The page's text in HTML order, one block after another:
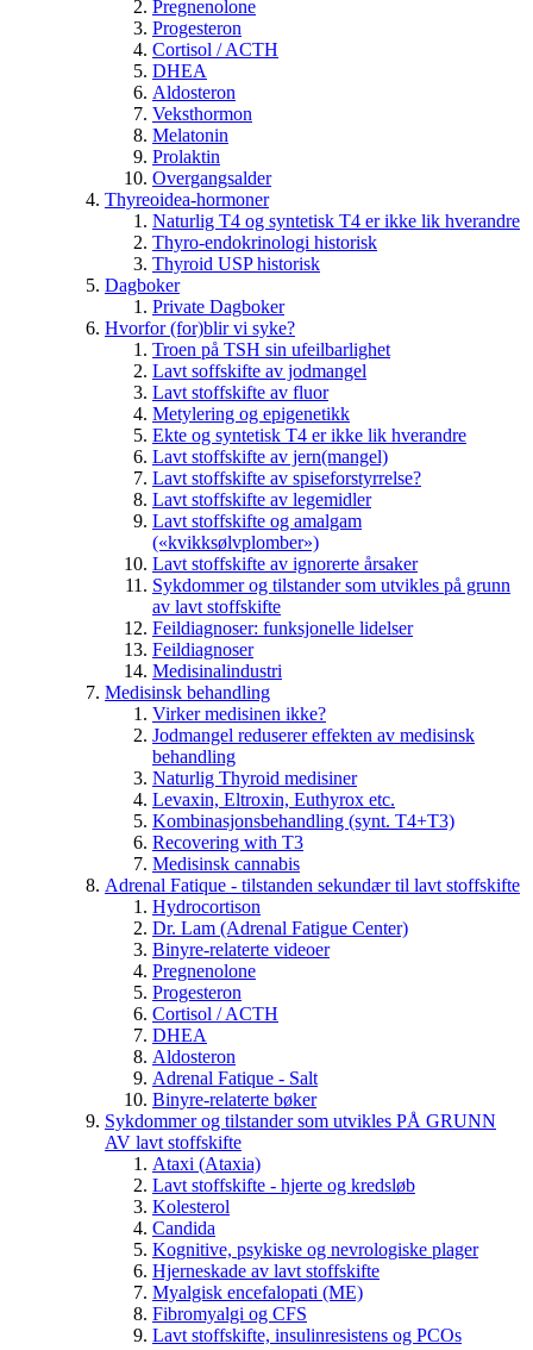
Pregnenolone
Progesteron
Cortisol / ACTH
DHEA
Aldosteron
Veksthormon
Melatonin
Prolaktin
Overgangsalder
Thyreoidea-hormoner
Naturlig T4 og syntetisk T4 er ikke lik hverandre
Thyro-endokrinologi historisk
Thyroid USP historisk
Dagboker
Private Dagboker
Hvorfor (for)blir vi syke?
Troen på TSH sin ufeilbarlighet
Lavt soffskifte av jodmangel
Lavt stoffskifte av fluor
Metylering og epigenetikk
Ekte og syntetisk T4 er ikke lik hverandre
Lavt stoffskifte av jern(mangel)
Lavt stoffskifte av spiseforstyrrelse?
Lavt stoffskifte av legemidler
Lavt stoffskifte og amalgam
(«kvikksølvplomber»)
Lavt stoffskifte av ignorerte årsaker
Sykdommer og tilstander som utvikles på grunn
av lavt stoffskifte
Feildiagnoser: funksjonelle lidelser
Feildiagnoser
Medisinalindustri
Medisinsk behandling
Virker medisinen ikke?
Jodmangel reduserer effekten av medisinsk
behandling
Naturlig Thyroid medisiner
Levaxin, Eltroxin, Euthyrox etc.
Kombinasjonsbehandling (synt. T4+T3)
Recovering with T3
Medisinsk cannabis
Adrenal Fatique - tilstanden sekundær til lavt stoffskifte
Hydrocortison
Dr. Lam (Adrenal Fatigue Center)
Binyre-relaterte videoer
Pregnenolone
Progesteron
Cortisol / ACTH
DHEA
Aldosteron
Adrenal Fatique - Salt
Binyre-relaterte bøker
Sykdommer og tilstander som utvikles PÅ GRUNN
AV lavt stoffskifte
Ataxi (Ataxia)
Lavt stoffskifte - hjerte og kredsløb
Kolesterol
Candida
Kognitive, psykiske og nevrologiske plager
Hjerneskade av lavt stoffskifte
Myalgisk encefalopati (ME)
Fibromyalgi og CFS
Lavt stoffskifte, insulinresistens og PCOs